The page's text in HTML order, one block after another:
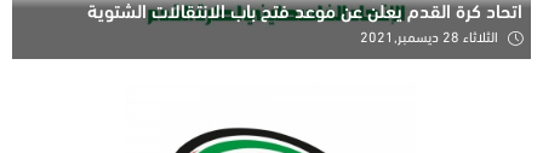
اتحاد كرة القدم يعلن عن موعد فتح باب الانتقالات الشتوية
الثلاثاء 28 ديسمبر,2021